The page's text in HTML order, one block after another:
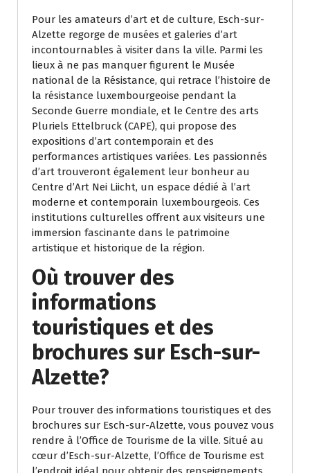
Pour les amateurs d’art et de culture, Esch-sur-
Alzette regorge de musées et galeries d’art
incontournables à visiter dans la ville. Parmi les
lieux à ne pas manquer figurent le Musée
national de la Résistance, qui retrace l’histoire de
la résistance luxembourgeoise pendant la
Seconde Guerre mondiale, et le Centre des arts
Pluriels Ettelbruck (CAPE), qui propose des
expositions d’art contemporain et des
performances artistiques variées. Les passionnés
d’art trouveront également leur bonheur au
Centre d’Art Nei Liicht, un espace dédié à l’art
moderne et contemporain luxembourgeois. Ces
institutions culturelles offrent aux visiteurs une
immersion fascinante dans le patrimoine
artistique et historique de la région.
Où trouver des
informations
touristiques et des
brochures sur Esch-sur-
Alzette?
Pour trouver des informations touristiques et des
brochures sur Esch-sur-Alzette, vous pouvez vous
rendre à l’Office de Tourisme de la ville. Situé au
cœur d’Esch-sur-Alzette, l’Office de Tourisme est